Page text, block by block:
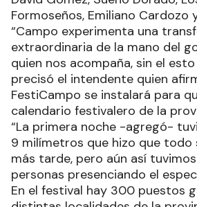
Formoseños, Emiliano Cardozo
“Campo experimenta una
extraordinaria de la mano del
quien nos acompaña, sin el
precisó el intendente quien
FestiCampo se instalará para
calendario festivalero de la
“La primera noche -agregó-
9 milímetros que hizo que todo
más tarde, pero aún así
personas presenciando el
En el festival hay 300 puestos